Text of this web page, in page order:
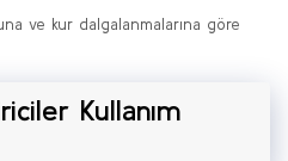
ve kur dalgalanmalarına göre
Kullanım